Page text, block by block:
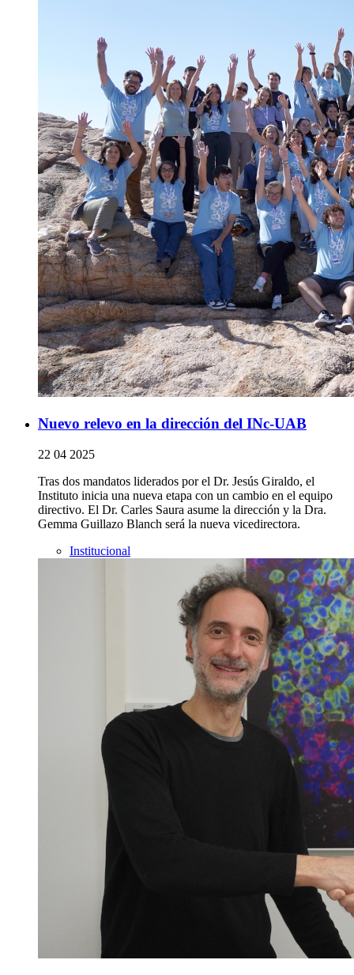
Nuevo relevo en la dirección del INc-UAB
22 04 2025
Tras dos mandatos liderados por el Dr. Jesús Giraldo, el
Instituto inicia una nueva etapa con un cambio en el equipo
directivo. El Dr. Carles Saura asume la dirección y la Dra.
Gemma Guillazo Blanch será la nueva vicedirectora.
Institucional